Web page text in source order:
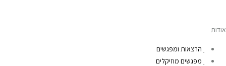
אודות
הרצאות ומפגשים
מפגשים מוזיקלים